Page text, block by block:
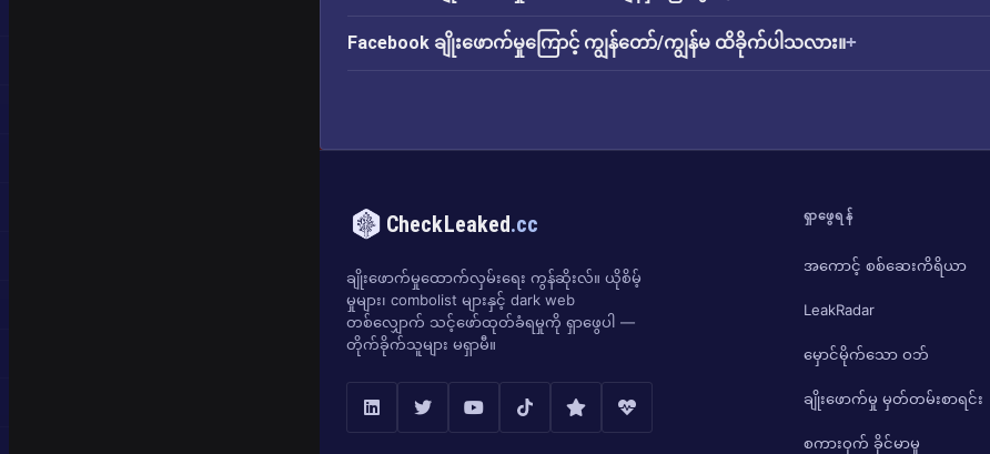
Facebook ချိုးဖောက်မှုကြောင့် ကျွန်တော်/ကျွန်မ ထိခိုက်ပါသလား။
CheckLeaked.cc
ချိုးဖောက်မှုထောက်လှမ်းရေး ကွန်ဆိုးလ်။ ယိုစိမ့်
မှုများ၊ combolist များနှင့် dark web
တစ်လျှောက် သင့်ဖော်ထုတ်ခံရမှုကို ရှာဖွေပါ —
တိုက်ခိုက်သူများ မရှာမီ။
ရှာဖွေရန်
အကောင့် စစ်ဆေးကိရိယာ
LeakRadar
မှောင်မိုက်သော ဝဘ်
ချိုးဖောက်မှု မှတ်တမ်းစာရင်း
စကားဝှက် ခိုင်မာမှု